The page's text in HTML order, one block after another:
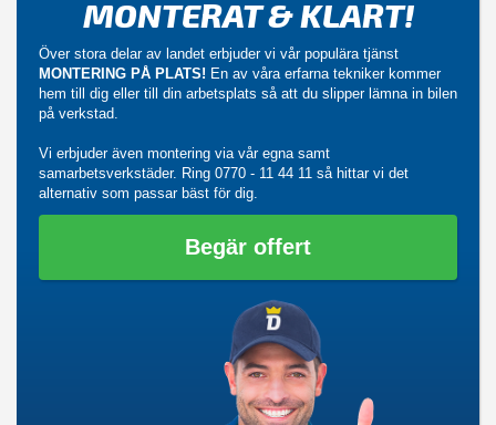
MONTERAT & KLART!
Över stora delar av landet erbjuder vi vår populära tjänst
MONTERING PÅ PLATS! En av våra erfarna tekniker kommer
hem till dig eller till din arbetsplats så att du slipper lämna in bilen
på verkstad.
Vi erbjuder även montering via vår egna samt
samarbetsverkstäder. Ring 0770 - 11 44 11 så hittar vi det
alternativ som passar bäst för dig.
Begär offert